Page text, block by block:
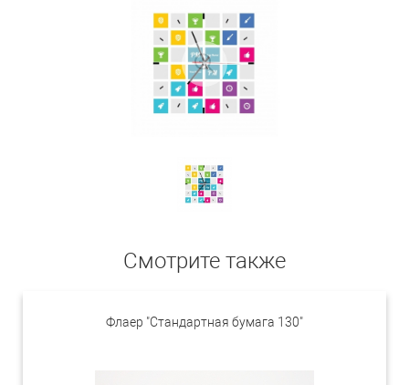
Смотрите также
Флаер "Стандартная бумага 130"